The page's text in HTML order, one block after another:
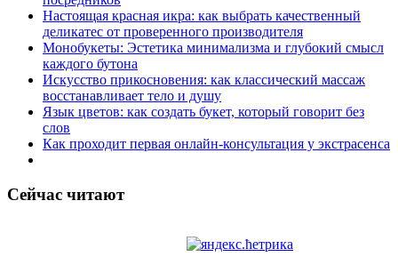
Настоящая красная икра: как выбрать качественный
деликатес от проверенного производителя
Монобукеты: Эстетика минимализма и глубокий смысл
каждого бутона
Искусство прикосновения: как классический массаж
восстанавливает тело и душу
Язык цветов: как создать букет, который говорит без
слов
Как проходит первая онлайн-консультация у экстрасенса
Сейчас читают